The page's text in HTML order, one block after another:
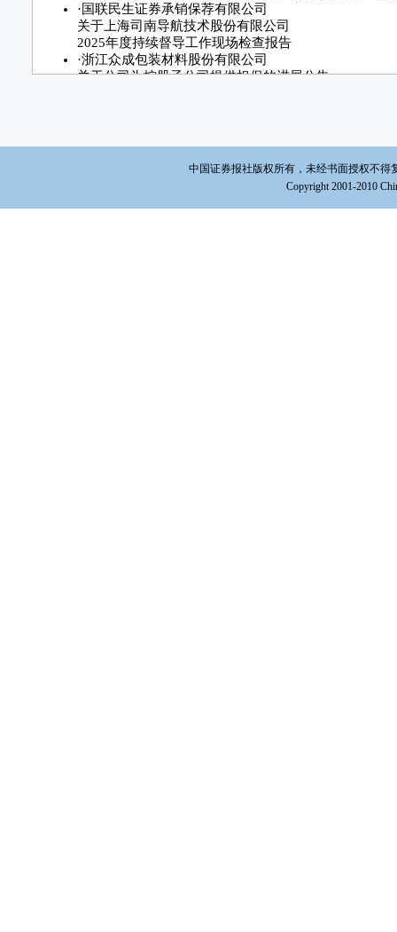
· 国联民生证券承销保荐有限公司
关于上海司南导航技术股份有限公司
2025年度持续督导工作现场检查报告
·浙江众成包装材料股份有限公司
关于公司为控股子公司提供担保的进展公告
关于调整2025年前三季度利润分配现金分红总额
永臻科技股份有限公司
·中国第一重型机械股份公司
中国证券报社版权所有，未经书面授权不得
Copyright 2001-2010